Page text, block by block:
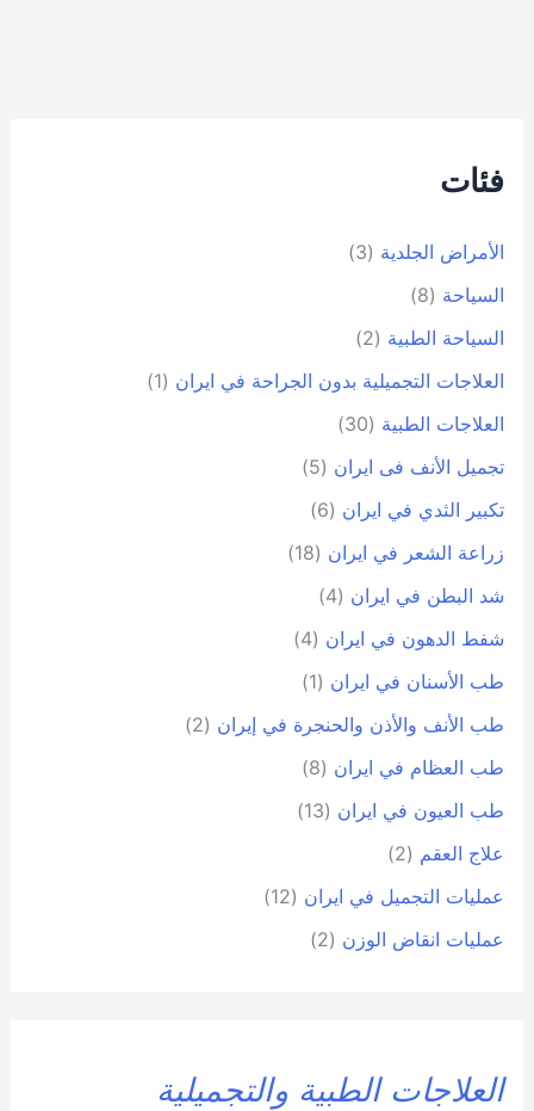
فئات
الأمراض الجلدية (3)
السياحة (8)
السياحة الطبية (2)
العلاجات التجميلية بدون الجراحة في ايران (1)
العلاجات الطبية (30)
تجمیل الأنف فی ایران (5)
تكبير الثدي في ايران (6)
زراعة الشعر في ايران (18)
شد البطن في ايران (4)
شفط الدهون في ايران (4)
طب الأسنان في ايران (1)
طب الأنف والأذن والحنجرة في إيران (2)
طب العظام في ايران (8)
طب العيون في ايران (13)
علاج العقم (2)
عمليات التجميل في ايران (12)
عمليات انقاض الوزن (2)
العلاجات الطبية والتجميلية